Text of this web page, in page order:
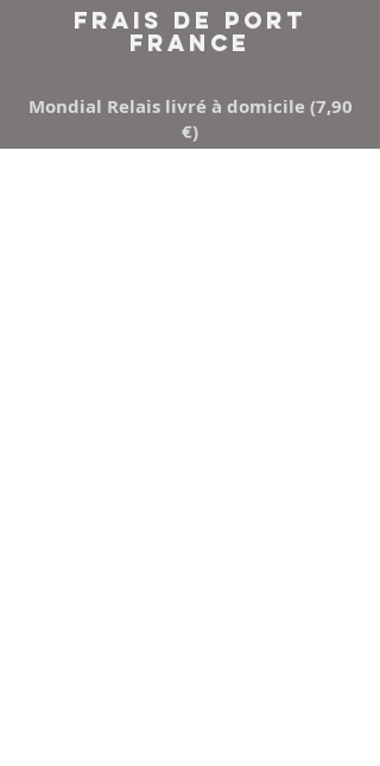
FRAIS DE PORT
FRANCE
Mondial Relais livré à domicile (7,90
€)